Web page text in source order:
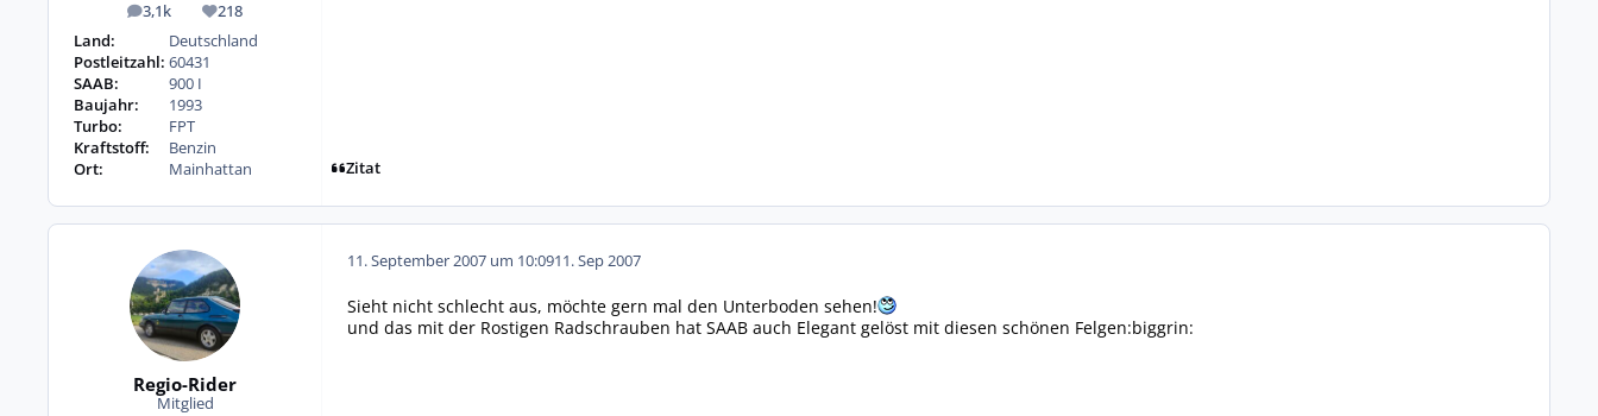
3,1k
Beiträge 218
Reputation
Land:
Deutschland
Postleitzahl: 60431
SAAB:
900 I
Baujahr:
1993
Turbo:
FPT
Kraftstoff:
Benzin
Ort:
Mainhattan Zitat
Regio-Rider
Mitglied
11. September 2007 um 10:0911. Sep 2007
Sieht nicht schlecht aus, möchte gern mal den Unterboden sehen!
und das mit der Rostigen Radschrauben hat SAAB auch Elegant gelöst mit diesen schönen Felgen:biggrin: